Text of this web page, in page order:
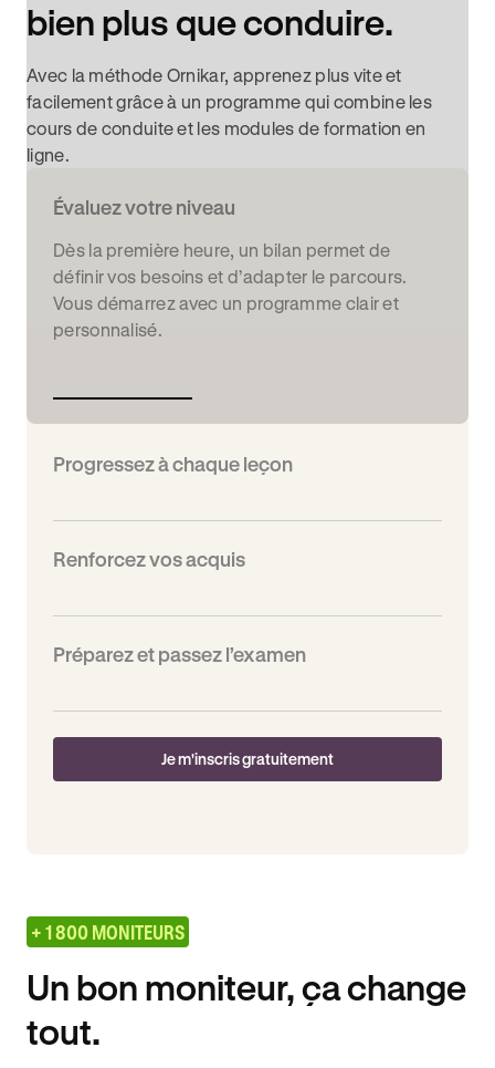
bien plus que conduire.
Avec la méthode Ornikar, apprenez plus vite et
facilement grâce à un programme qui combine les
cours de conduite et les modules de formation en
ligne.
Évaluez votre niveau
Dès la première heure, un bilan permet de
définir vos besoins et d’adapter le parcours.
Vous démarrez avec un programme clair et
personnalisé.
Progressez à chaque leçon
Renforcez vos acquis
Préparez et passez l’examen
Je m'inscris gratuitement
+ 1 800 MONITEURS
Un bon moniteur, ça change
tout.